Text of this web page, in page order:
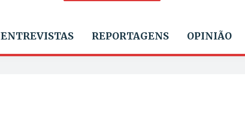
ENTREVISTAS REPORTAGENS OPINIÃO